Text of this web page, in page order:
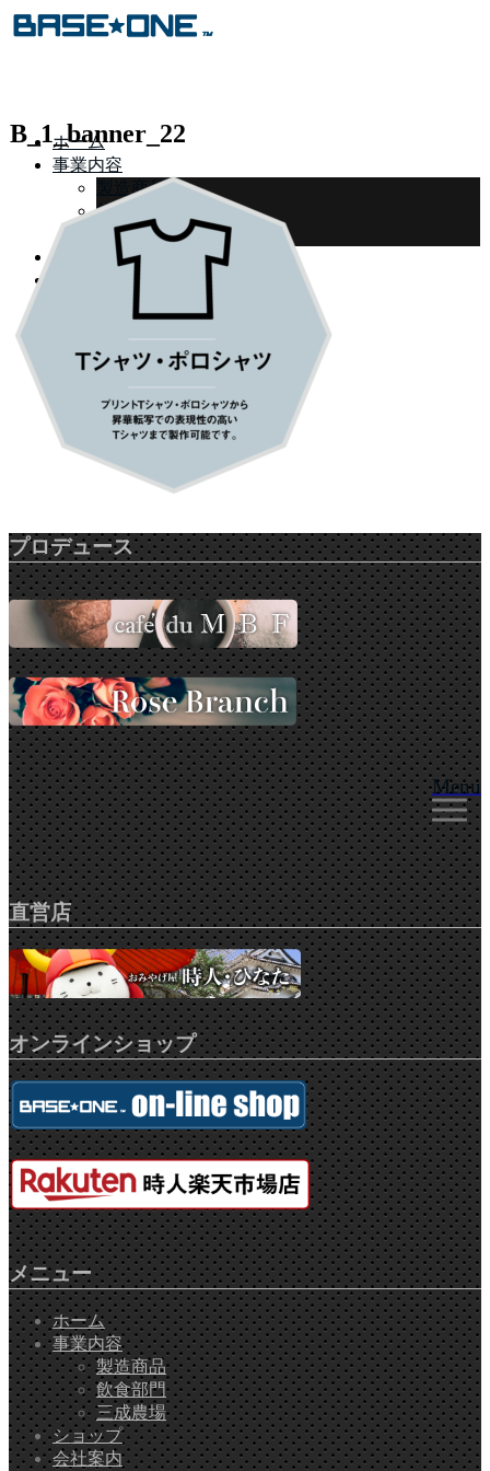
ホーム
事業内容
製造商品
飲食部門
三成農場
ショップ
お問い合わせ
リクルート
Menu
B_1_banner_22
プロデュース
直営店
オンラインショップ
メニュー
ホーム
事業内容
製造商品
飲食部門
三成農場
ショップ
会社案内